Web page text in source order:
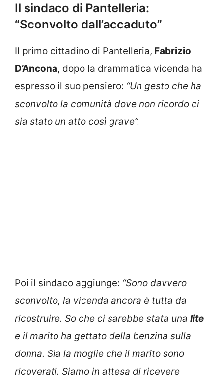
Il sindaco di Pantelleria:
“Sconvolto dall’accaduto”
Il primo cittadino di Pantelleria, Fabrizio
D’Ancona, dopo la drammatica vicenda ha
espresso il suo pensiero: “Un gesto che ha
sconvolto la comunità dove non ricordo ci
sia stato un atto così grave”.
Poi il sindaco aggiunge: “Sono davvero
sconvolto, la vicenda ancora è tutta da
ricostruire. So che ci sarebbe stata una lite
e il marito ha gettato della benzina sulla
donna. Sia la moglie che il marito sono
ricoverati. Siamo in attesa di ricevere